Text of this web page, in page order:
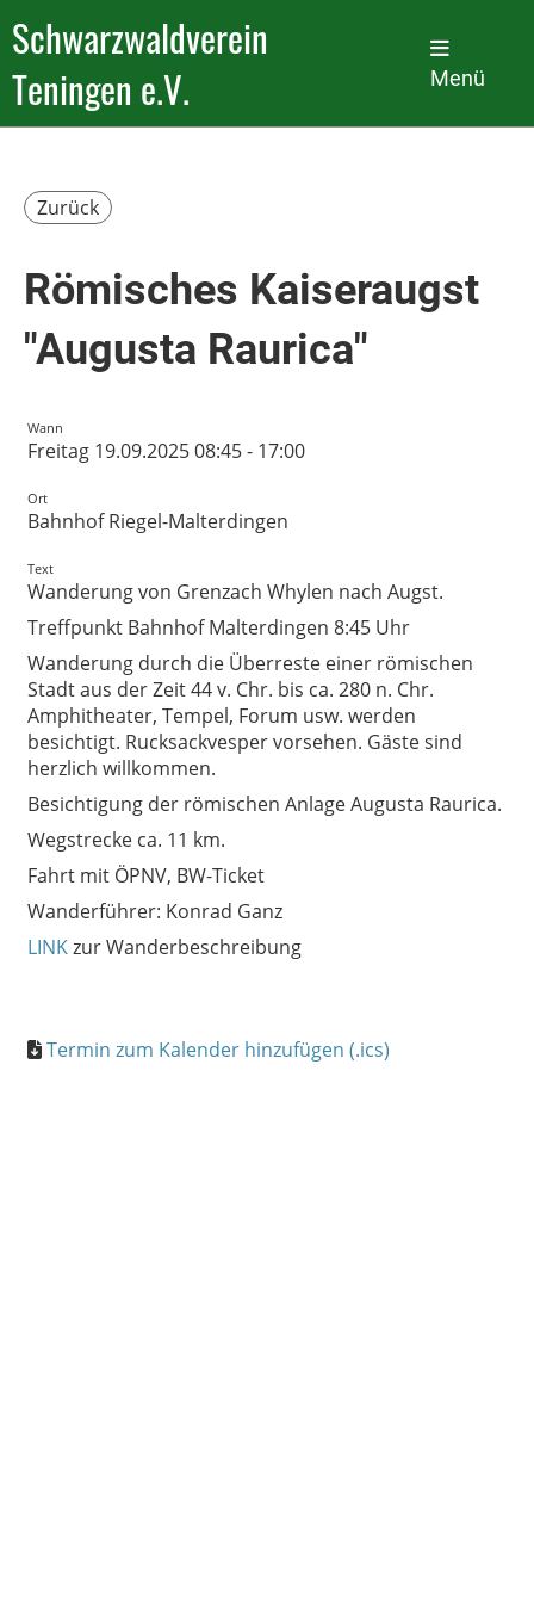
Schwarzwaldverein
Teningen e.V.
Menü
Zurück
Römisches Kaiseraugst
"Augusta Raurica"
Wann
Freitag 19.09.2025 08:45 - 17:00
Ort
Bahnhof Riegel-Malterdingen
Text
Wanderung von Grenzach Whylen nach Augst.
Treffpunkt Bahnhof Malterdingen 8:45 Uhr
Wanderung durch die Überreste einer römischen
Stadt aus der Zeit 44 v. Chr. bis ca. 280 n. Chr.
Amphitheater, Tempel, Forum usw. werden
besichtigt. Rucksackvesper vorsehen. Gäste sind
herzlich willkommen.
Besichtigung der römischen Anlage Augusta Raurica.
Wegstrecke ca. 11 km.
Fahrt mit ÖPNV, BW-Ticket
Wanderführer: Konrad Ganz
LINKzur Wanderbeschreibung
Termin zum Kalender hinzufügen (.ics)